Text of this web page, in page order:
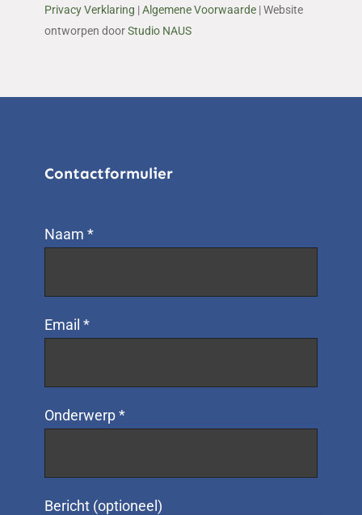
Privacy Verklaring |Algemene Voorwaarde | Website
ontworpen doorStudio NAUS
Contactformulier
Naam *
Email *
Onderwerp *
Bericht (optioneel)